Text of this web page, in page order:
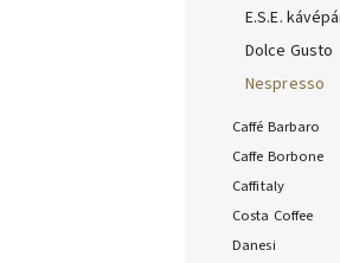
E.S.E.
Dolce Gusto
Nespresso
Caffé Barbaro
Caffe Borbone
Caffitaly
Costa Coffee
Danesi